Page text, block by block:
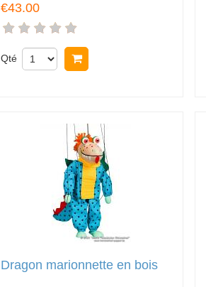
€43.00
Qté
Dragon marionnette en bois